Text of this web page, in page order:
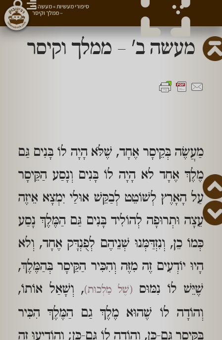
מעשה ב' – ממלך וקיסר
מַעֲשֶׂה בְּקֵיסָר אֶחָד, שֶׁלֹּא הָיָה לוֹ בָּנִים גַּם
מֶלֶךְ אֶחָד לא הָיָה לוֹ בָּנִים וְנָסַע הַקֵּיסָר
עַל הָאָרֶץ לְשׁוֹטֵט לְבַקֵּשׁ אוּלַי יִמְצָא אֵיזֶה
עֵצָה וּתְרוּפָה לְהוֹלִיד בָּנִים גַּם הַמֶּלֶךְ נָסַע
כְּמוֹ כֵן, וְנִזְדַּמְּנוּ שְׁנֵיהֶם לְפֻנְדָּק אֶחָד, וְלא
הָיוּ יוֹדְעִים זֶה מִזֶּה וְהִכִּיר הַקֵּיסָר בְּהַמֶּלֶךְ,
שֶׁיֵּשׁ לוֹ נִמּוּס (שֶׁל מַלְכוּת), וְשָׁאַל אוֹתוֹ,
וְהוֹדָה לוֹ שֶׁהוּא מֶלֶךְ גַם הַמֶּלֶךְ הִכִּיר
בַּקֵּיסָר גַּם-כֵּן, וְהוֹדָה לוֹ גַּם-כֵּן; וְהוֹדִיעוּ זֶה
סיפורי מעשיות»מעשה ב'
– ממלך וקיסר